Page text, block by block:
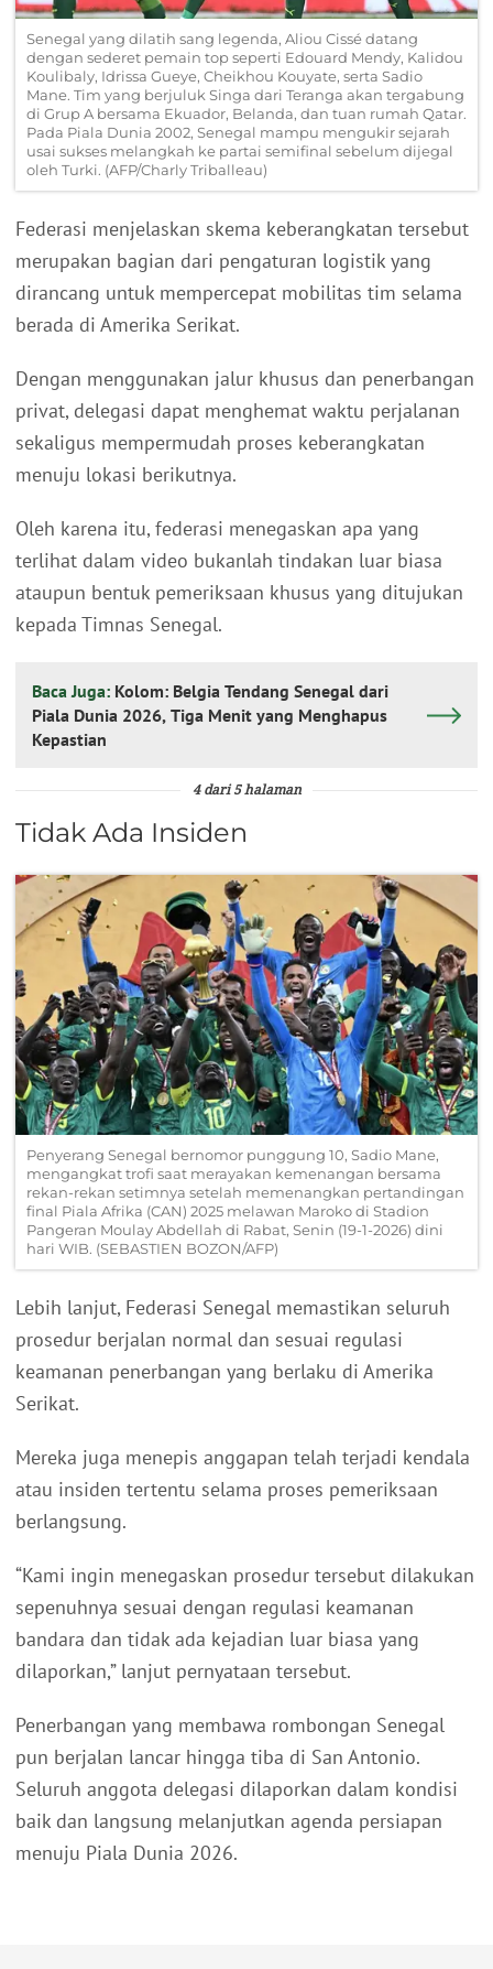
Senegal yang dilatih sang legenda, Aliou Cissé datang
dengan sederet pemain top seperti Edouard Mendy, Kalidou
Koulibaly, Idrissa Gueye, Cheikhou Kouyate, serta Sadio
Mane. Tim yang berjuluk Singa dari Teranga akan tergabung
di Grup A bersama Ekuador, Belanda, dan tuan rumah Qatar.
Pada Piala Dunia 2002, Senegal mampu mengukir sejarah
usai sukses melangkah ke partai semifinal sebelum dijegal
oleh Turki. (AFP/Charly Triballeau)
Federasi menjelaskan skema keberangkatan tersebut
merupakan bagian dari pengaturan logistik yang
dirancang untuk mempercepat mobilitas tim selama
berada di Amerika Serikat.
Dengan menggunakan jalur khusus dan penerbangan
privat, delegasi dapat menghemat waktu perjalanan
sekaligus mempermudah proses keberangkatan
menuju lokasi berikutnya.
Oleh karena itu, federasi menegaskan apa yang
terlihat dalam video bukanlah tindakan luar biasa
ataupun bentuk pemeriksaan khusus yang ditujukan
kepada Timnas Senegal.
Baca Juga: Kolom: Belgia Tendang Senegal dari
Piala Dunia 2026, Tiga Menit yang Menghapus
Kepastian
4 dari 5 halaman
Tidak Ada Insiden
Penyerang Senegal bernomor punggung 10, Sadio Mane,
mengangkat trofi saat merayakan kemenangan bersama
rekan-rekan setimnya setelah memenangkan pertandingan
final Piala Afrika (CAN) 2025 melawan Maroko di Stadion
Pangeran Moulay Abdellah di Rabat, Senin (19-1-2026) dini
hari WIB. (SEBASTIEN BOZON/AFP)
Lebih lanjut, Federasi Senegal memastikan seluruh
prosedur berjalan normal dan sesuai regulasi
keamanan penerbangan yang berlaku di Amerika
Serikat.
Mereka juga menepis anggapan telah terjadi kendala
atau insiden tertentu selama proses pemeriksaan
berlangsung.
“Kami ingin menegaskan prosedur tersebut dilakukan
sepenuhnya sesuai dengan regulasi keamanan
bandara dan tidak ada kejadian luar biasa yang
dilaporkan,” lanjut pernyataan tersebut.
Penerbangan yang membawa rombongan Senegal
pun berjalan lancar hingga tiba di San Antonio.
Seluruh anggota delegasi dilaporkan dalam kondisi
baik dan langsung melanjutkan agenda persiapan
menuju Piala Dunia 2026.